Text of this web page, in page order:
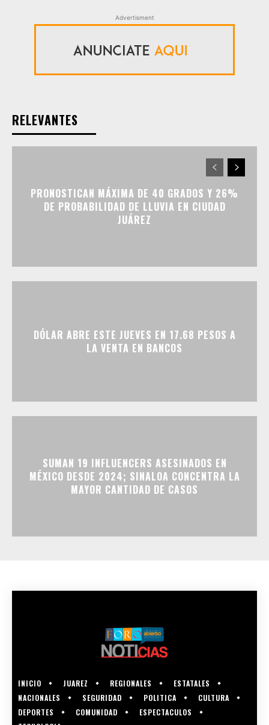
Advertisment
RELEVANTES
PRONOSTICAN MÁXIMA DE 40 GRADOS Y 26%
DE PROBABILIDAD DE LLUVIA EN CIUDAD
JUÁREZ
DÓLAR ABRE ESTE JUEVES EN 17.68 PESOS A
LA VENTA EN BANCOS
SUMAN 19 INFLUENCERS ASESINADOS EN
MÉXICO DESDE 2024; SINALOA CONCENTRA LA
MAYOR CANTIDAD DE CASOS
INICIO JUAREZ REGIONALES
ESTATALES
NACIONALES
SEGURIDAD POLITICA
CULTURA
DEPORTES
COMUNIDAD
ESPECTACULOS